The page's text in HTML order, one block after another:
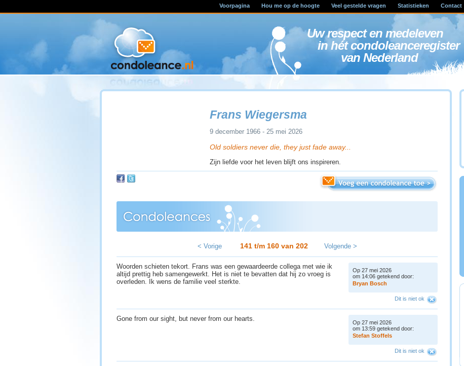
Voorpagina Hou me op de hoogte Veel gestelde vragen Statistieken Contact
Uw respect en medeleven
in hét condoleanceregister
van Nederland
Frans Wiegersma
9 december 1966 - 25 mei 2026
Old soldiers never die, they just fade away...
Zijn liefde voor het leven blijft ons inspireren.
< Vorige 141 t/m 160 van 202 Volgende >
Woorden schieten tekort. Frans was een gewaardeerde collega met wie ik
altijd prettig heb samengewerkt. Het is niet te bevatten dat hij zo vroeg is
overleden. Ik wens de familie veel sterkte.
Op 27 mei 2026
om 14:06 getekend door:
Bryan Bosch
Dit is niet ok
Gone from our sight, but never from our hearts.
Op 27 mei 2026
om 13:59 getekend door:
Stefan Stoffels
Dit is niet ok